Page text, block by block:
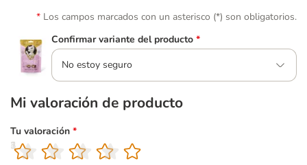
Los campos marcados con un asterisco (*) son obligatorios.
Confirmar variante del producto *
No estoy seguro
Mi valoración de producto
Tu valoración *
1
2
3
4
5